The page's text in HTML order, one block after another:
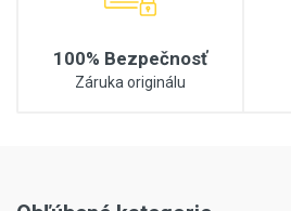
100% Bezpečnosť
Záruka originálu